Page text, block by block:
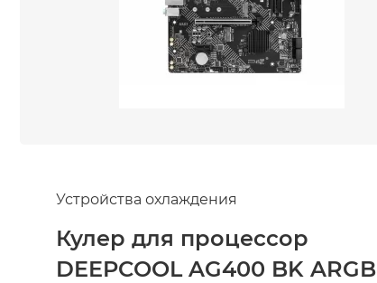
Устройства охлаждения
Кулер для процессор
DEEPCOOL AG400 BK ARGB